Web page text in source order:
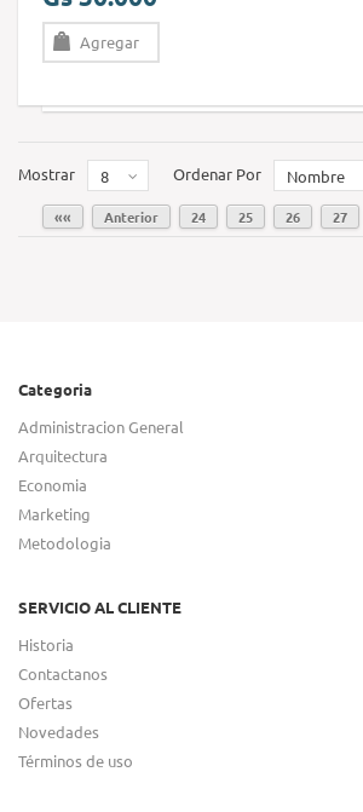
Agregar
Mostrar 8 Ordenar Por Nombre
«« Anterior 24 25 26 27
Categoria
Administracion General
Arquitectura
Economia
Marketing
Metodologia
SERVICIO AL CLIENTE
Historia
Contactanos
Ofertas
Novedades
Términos de uso